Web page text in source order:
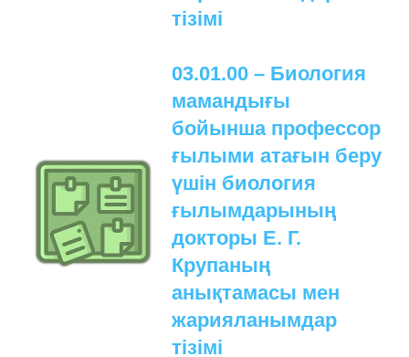
тізімі
03.01.00 – Биология
мамандығы
бойынша профессор
ғылыми атағын беру
үшін биология
ғылымдарының
докторы Е. Г.
Крупаның
анықтамасы мен
жарияланымдар
тізімі